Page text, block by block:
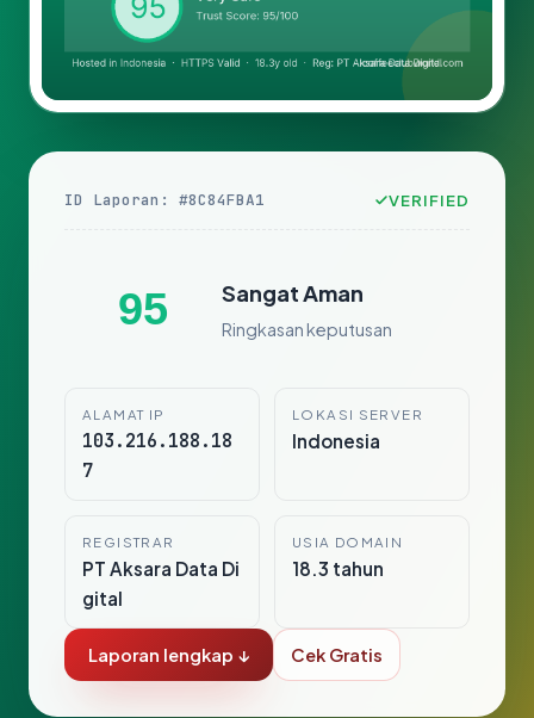
ID Laporan: #8C84FBA1 VERIFIED
95 Sangat Aman
Ringkasan keputusan
ALAMAT IP
103.216.188.18
7
LOKASI SERVER
Indonesia
REGISTRAR
PT Aksara Data Di
gital
USIA DOMAIN
18.3 tahun
Laporan lengkap ↓ Cek Gratis